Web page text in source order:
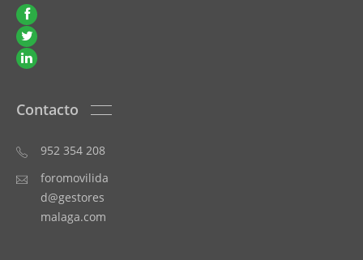
Contacto
952 354 208
foromovilida
d@gestores
malaga.com